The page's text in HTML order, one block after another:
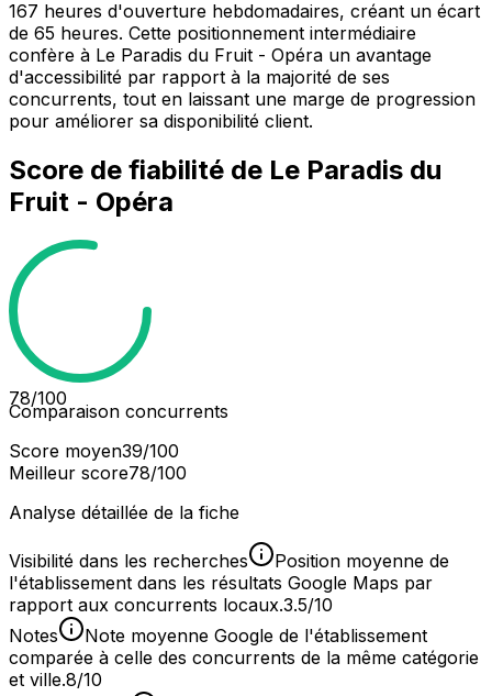
167 heures d'ouverture hebdomadaires, créant un écart
de 65 heures. Cette positionnement intermédiaire
confère à Le Paradis du Fruit - Opéra un avantage
d'accessibilité par rapport à la majorité de ses
concurrents, tout en laissant une marge de progression
pour améliorer sa disponibilité client.
Score de fiabilité de Le Paradis du
Fruit - Opéra
78/100
Comparaison concurrents
Score moyen39/100
Meilleur score78/100
Analyse détaillée de la fiche
Visibilité dans les recherches
Position moyenne de
l'établissement dans les résultats Google Maps par
rapport aux concurrents locaux.3.5/10
Notes
Note moyenne Google de l'établissement
comparée à celle des concurrents de la même catégorie
et ville.8/10